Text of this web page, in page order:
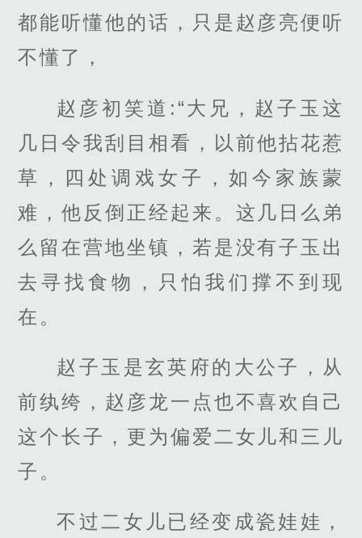
都能听懂他的话，只是赵彦亮便听
不懂了，
赵彦初笑道:“大兄，赵子玉这
几日令我刮目相看，以前他拈花惹
草，四处调戏女子，如今家族蒙
难，他反倒正经起来。这几日么弟
么留在营地坐镇，若是没有子玉出
去寻找食物，只怕我们撑不到现
在。
赵子玉是玄英府的大公子，从
前纨绔，赵彦龙一点也不喜欢自己
这个长子，更为偏爱二女儿和三儿
子。
不过二女儿已经变成瓷娃娃，